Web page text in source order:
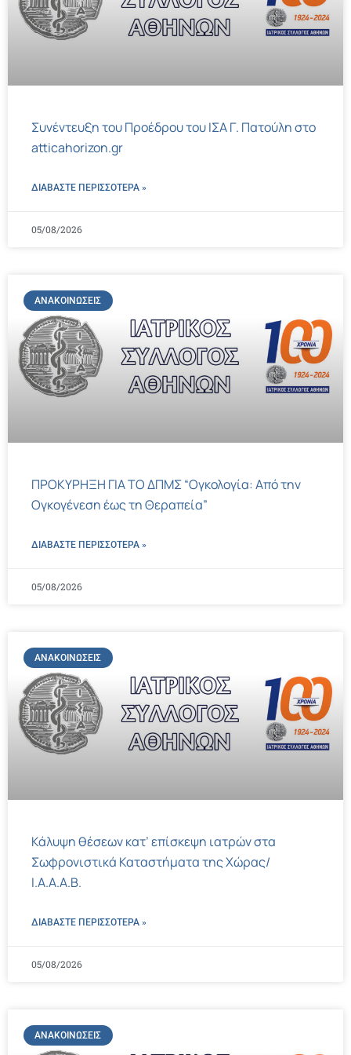
Συνέντευξη του Προέδρου του ΙΣΑ Γ. Πατούλη στο
atticahorizon.gr
ΔΙΑΒΑΣΤΕ ΠΕΡΙΣΣΌΤΕΡΑ »
05/08/2026
ΑΝΑΚΟΙΝΏΣΕΙΣ
ΠΡΟΚΥΡΗΞΗ ΓΙΑ ΤΟ ΔΠΜΣ “Ογκολογία: Από την
Ογκογένεση έως τη Θεραπεία”
ΔΙΑΒΑΣΤΕ ΠΕΡΙΣΣΌΤΕΡΑ »
05/08/2026
ΑΝΑΚΟΙΝΏΣΕΙΣ
Κάλυψη θέσεων κατ’ επίσκεψη ιατρών στα
Σωφρονιστικά Καταστήματα της Χώρας/
Ι.Α.Α.Α.Β.
ΔΙΑΒΑΣΤΕ ΠΕΡΙΣΣΌΤΕΡΑ »
05/08/2026
ΑΝΑΚΟΙΝΏΣΕΙΣ